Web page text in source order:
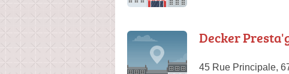
Decker
45 Rue Principale,